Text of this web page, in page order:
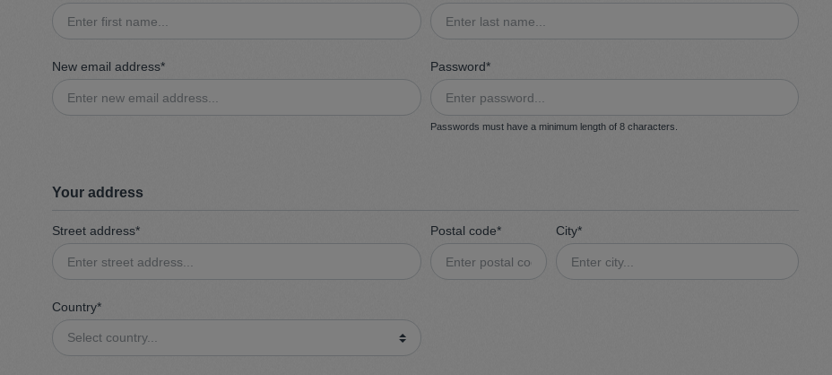
New email address* Password*
Passwords must have a minimum length of 8 characters.
Your address
Street address* Postal code* City*
Country*